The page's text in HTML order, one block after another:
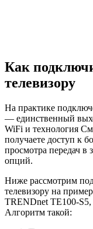
Как
телевизору
На практике
— единственный
WiFi и технология
получаете доступ к
просмотра передач в
опций.
Ниже рассмотрим
телевизору на
TRENDnet TE100-S5,
Алгоритм такой: